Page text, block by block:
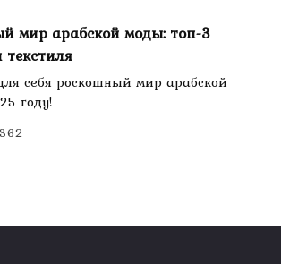
мир арабской моды: топ-3
себя роскошный мир арабской
году!
362